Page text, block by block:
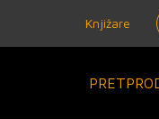
Knjižare